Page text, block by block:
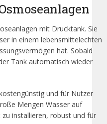
mit Drucktank. Sie
in einem lebensmittelechten
hat. Sobald
Tank automatisch wieder
und für Nutzer
Mengen Wasser auf
installieren, robust und für